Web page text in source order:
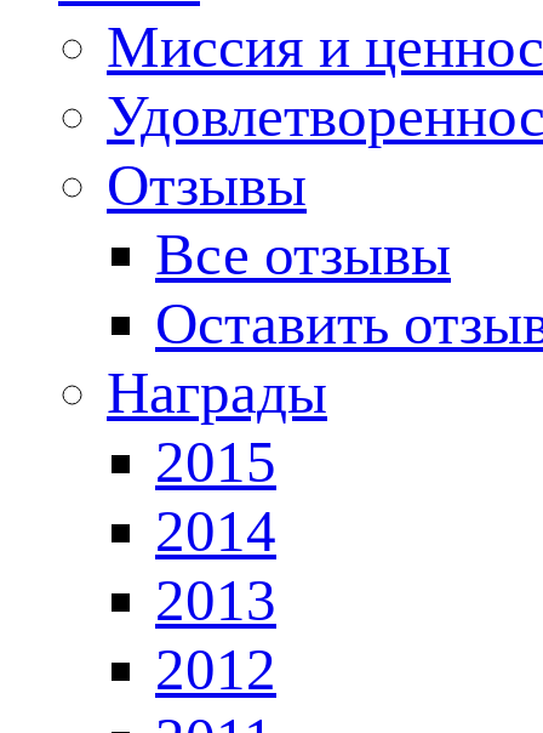
Миссия и
Отзывы
Все отзывы
Оставить
Награды
2015
2014
2013
2012